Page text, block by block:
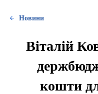
Новини
Віталій
кошти